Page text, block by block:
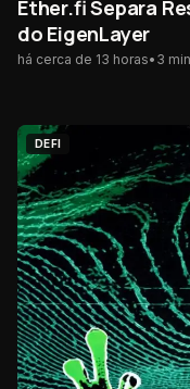
Ether.fi Separa
do EigenLayer
há cerca de 13 horas• 3 min
DEFI